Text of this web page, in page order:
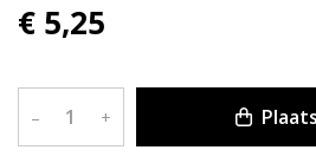
€ 5,25
– +